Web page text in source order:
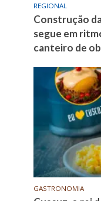
REGIONAL
Construção
segue em
canteiro de
GASTRONOMIA